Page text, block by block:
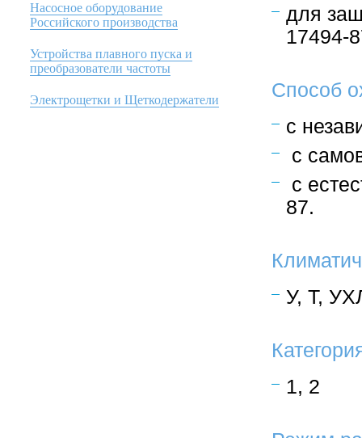
Насосное оборудование
Российского производства
Устройства плавного пуска и
преобразователи частоты
Электрощетки и Щеткодержатели
для
17494-
Способ
с
с
с
87.
У, Т,
1, 2